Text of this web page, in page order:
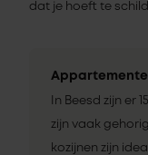
dat je hoeft te
In Beesd zijn er
zijn vaak
kozijnen zijn